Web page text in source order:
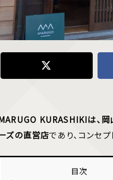
KURASHIKIは、
ズの直営店であり、コンセプ
目次